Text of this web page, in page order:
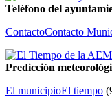
Teléfono del
ContactoContacto
Predicción
El municipioEl tiempo (